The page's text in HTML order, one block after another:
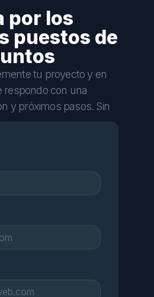
por los
puestos de
tu proyecto y en
respondo con una
y próximos pasos. Sin